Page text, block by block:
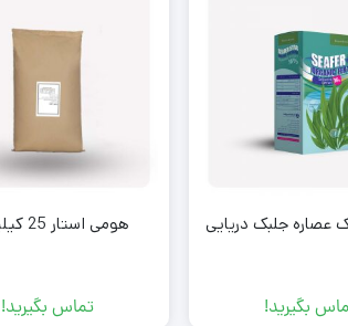
عصاره جلبک دریایی
بگیرید!
هومی استار 25 کیلیویی
تماس بگیرید!